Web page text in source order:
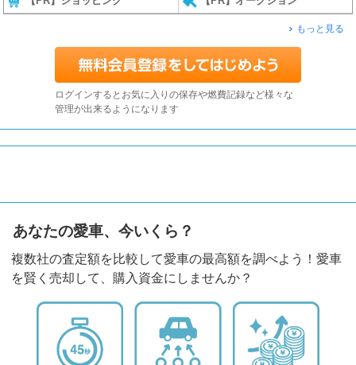
もっと見る
ログインするとお気に入りの保存や燃費記録など様々な
管理が出来るようになります
あなたの愛車、今いくら？
複数社の査定額を比較して愛車の最高額を調べよう！愛車
を賢く売却して、購入資金にしませんか？